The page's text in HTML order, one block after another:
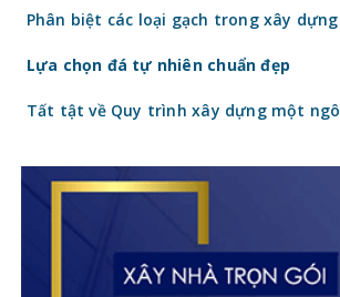
Phân biệt các loại gạch trong xây dựng
Lựa chọn đá tự nhiên chuẩn đẹp
Tất tật về Quy trình xây dựng một